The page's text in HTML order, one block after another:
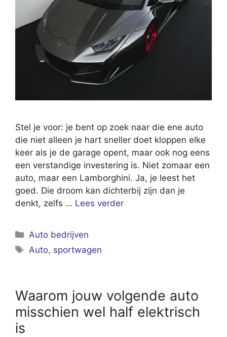
Stel je voor: je bent op zoek naar die ene auto
die niet alleen je hart sneller doet kloppen elke
keer als je de garage opent, maar ook nog eens
een verstandige investering is. Niet zomaar een
auto, maar een Lamborghini. Ja, je leest het
goed. Die droom kan dichterbij zijn dan je
denkt, zelfs … Lees verder
Categorieën
Auto bedrijven
Tags
Auto, sportwagen
Waarom jouw volgende auto
misschien wel half elektrisch
is